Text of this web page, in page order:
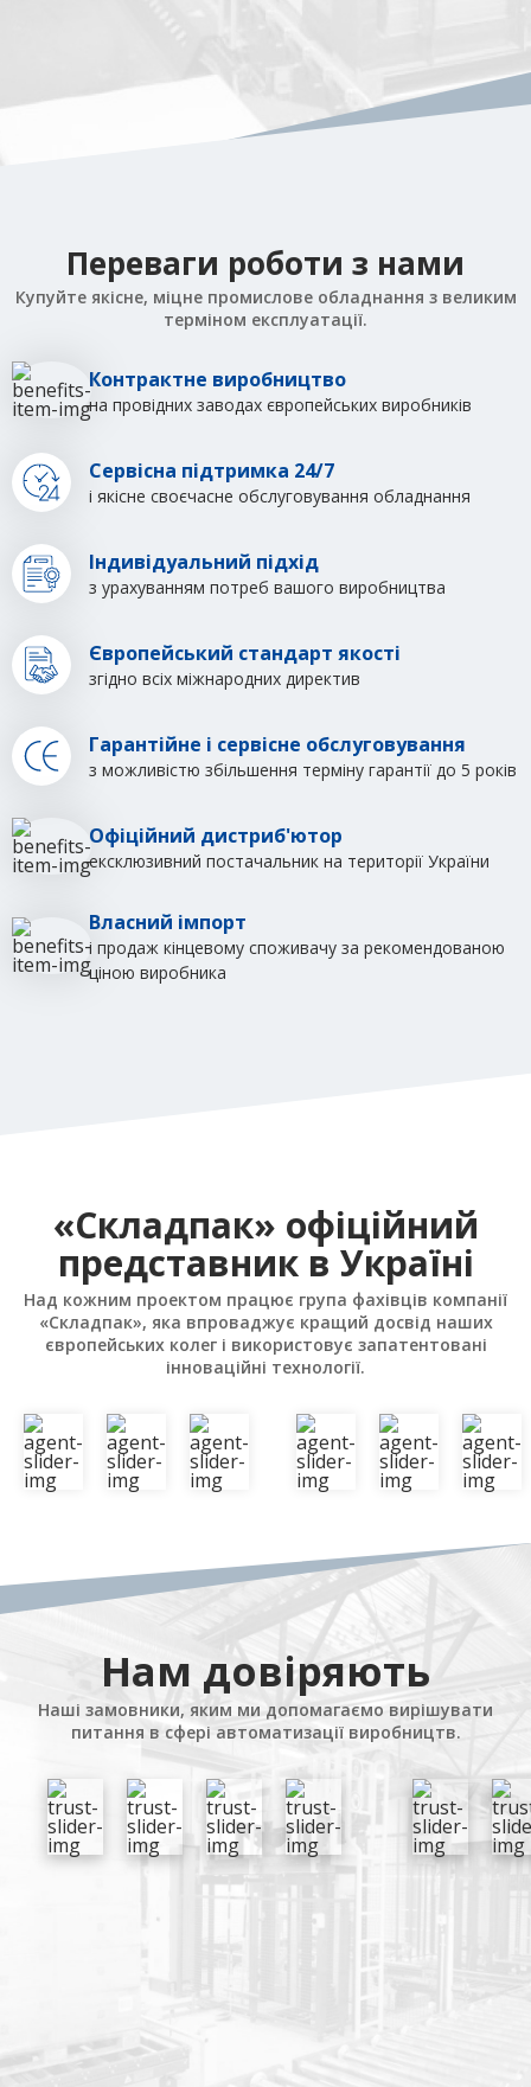
Переваги роботи з нами
Купуйте якісне, міцне промислове обладнання з великим
терміном експлуатації.
Контрактне виробництво
на провідних заводах європейських виробників
Сервісна підтримка 24/7
і якісне своєчасне обслуговування обладнання
Індивідуальний підхід
з урахуванням потреб вашого виробництва
Європейський стандарт якості
згідно всіх міжнародних директив
Гарантійне і сервісне обслуговування
з можливістю збільшення терміну гарантії до 5 років
Офіційний дистриб'ютор
ексклюзивний постачальник на території України
Власний імпорт
і продаж кінцевому споживачу за рекомендованою
ціною виробника
«Складпак» офіційний
представник в Україні
Над кожним проектом працює група фахівців компанії
«Складпак», яка впроваджує кращий досвід наших
європейських колег і використовує запатентовані
інноваційні технології.
Нам довіряють
Наші замовники, яким ми допомагаємо вирішувати
питання в сфері автоматизації виробництв.